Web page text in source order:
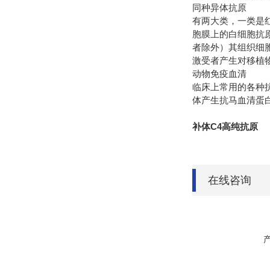
同种异体抗原
有两大类，一类是
胞膜上的白细胞抗
者除外）其组织细
激受者产生对移植
动物免疫血清
临床上常用的各种
体产生抗马血清蛋
补体C4高纯抗原
在线咨询